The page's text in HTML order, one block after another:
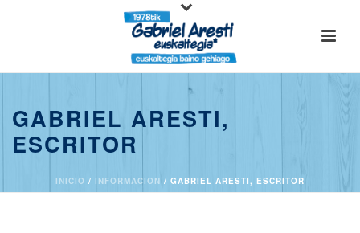
GABRIEL ARESTI,
ESCRITOR
INICIO / INFORMACION / GABRIEL ARESTI, ESCRITOR